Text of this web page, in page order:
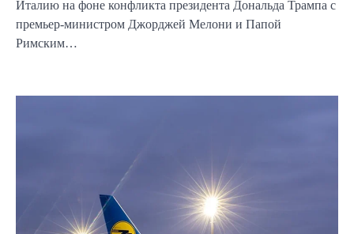
Италию на фоне конфликта президента Дональда Трампа с
премьер-министром Джорджей Мелони и Папой
Римским…